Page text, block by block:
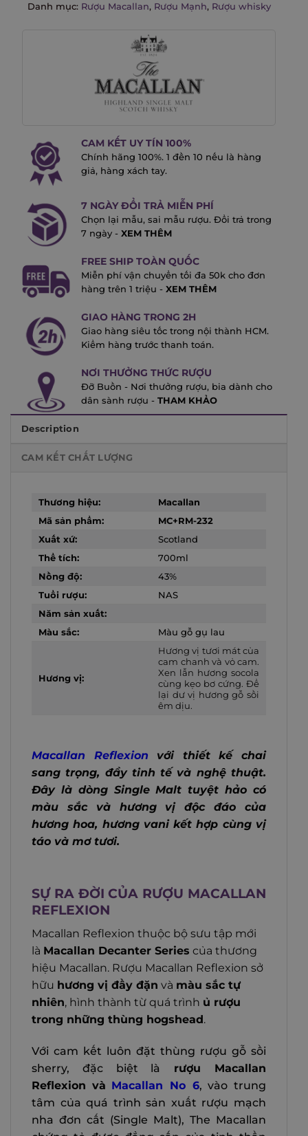
Danh mục: Rượu Macallan, Rượu Mạnh, Rượu whisky
CAM KẾT UY TÍN 100%
Chính hãng 100%. 1 đền 10 nếu là hàng
giả, hàng xách tay.
7 NGÀY ĐỔI TRẢ MIỄN PHÍ
Chọn lại mẫu, sai mẫu rượu. Đổi trả trong
7 ngày - XEM THÊM
FREE SHIP TOÀN QUỐC
Miễn phí vận chuyển tối đa 50k cho đơn
hàng trên 1 triệu - XEM THÊM
GIAO HÀNG TRONG 2H
Giao hàng siêu tốc trong nội thành HCM.
Kiểm hàng trước thanh toán.
NƠI THƯỞNG THỨC RƯỢU
Đỡ Buồn - Nơi thưởng rượu, bia dành cho
dân sành rượu - THAM KHẢO
Description
CAM KẾT CHẤT LƯỢNG
Thương hiệu:
Macallan
Mã sản phẩm:
MC+RM-232
Xuất xứ:
Scotland
Thể tích:
700ml
Nồng độ:
43%
Tuổi rượu:
NAS
Năm sản xuất:
Màu sắc:
Màu gỗ gụ lau
Hương vị:
Hương vị tươi mát của
cam chanh và vỏ cam.
Xen lẫn hương socola
cùng kẹo bơ cứng. Để
lại dư vị hương gỗ sồi
êm dịu.
Macallan Reflexion với thiết kế chai
sang trọng, đầy tinh tế và nghệ thuật.
Đây là dòng Single Malt tuyệt hảo có
màu sắc và hương vị độc đáo của
hương hoa, hương vani kết hợp cùng vị
táo và mơ tươi.
SỰ RA ĐỜI CỦA RƯỢU MACALLAN
REFLEXION
Macallan Reflexion thuộc bộ sưu tập mới
là Macallan Decanter Series của thương
hiệu Macallan. Rượu Macallan Reflexion sở
hữu hương vị đầy đặn và màu sắc tự
nhiên, hình thành từ quá trình ủ rượu
trong những thùng hogshead.
Với cam kết luôn đặt thùng rượu gỗ sồi
sherry, đặc biệt là
rượu Macallan
Reflexion và Macallan No 6, vào trung
tâm của quá trình sản xuất rượu mạch
nha đơn cất (Single Malt), The Macallan